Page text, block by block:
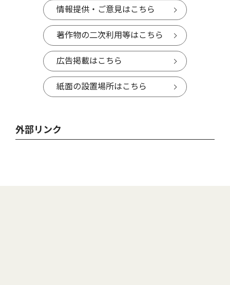
情報提供・ご意見はこちら
著作物の二次利用等はこちら
広告掲載はこちら
紙面の設置場所はこちら
外部リンク